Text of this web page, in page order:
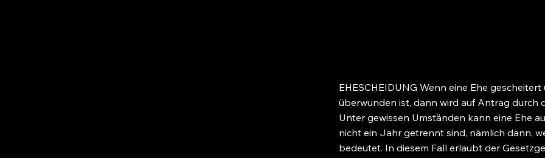
EHESCHEIDUNG Wenn eine Ehe
überwunden ist, dann wird auf Antrag durch
Unter gewissen Umständen kann eine Ehe
nicht ein Jahr getrennt sind, nämlich dann,
bedeutet. In diesem Fall erlaubt der